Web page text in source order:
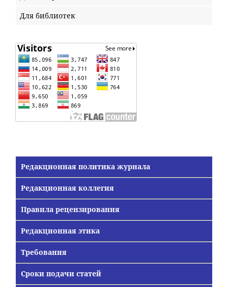
Для библиотек
Редакционная политика журнала
Редакционная коллегия
Правила рецензирования
Редакционная этика
Требования
Сроки подачи статей